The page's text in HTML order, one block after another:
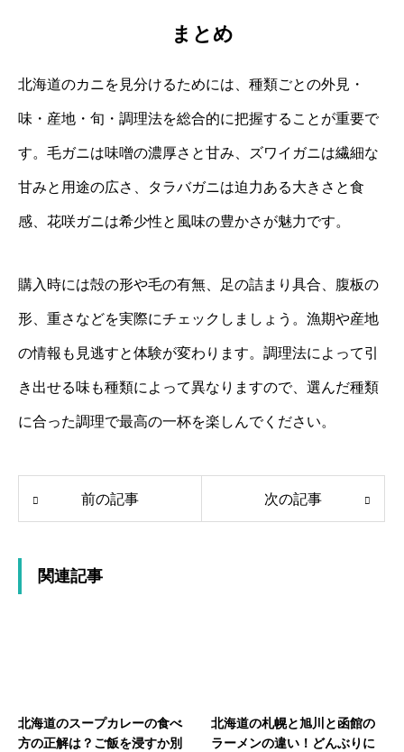
まとめ
北海道のカニを見分けるためには、種類ごとの外見・
味・産地・旬・調理法を総合的に把握することが重要で
す。毛ガニは味噌の濃厚さと甘み、ズワイガニは繊細な
甘みと用途の広さ、タラバガニは迫力ある大きさと食
感、花咲ガニは希少性と風味の豊かさが魅力です。
購入時には殻の形や毛の有無、足の詰まり具合、腹板の
形、重さなどを実際にチェックしましょう。漁期や産地
の情報も見逃すと体験が変わります。調理法によって引
き出せる味も種類によって異なりますので、選んだ種類
に合った調理で最高の一杯を楽しんでください。
前の記事 次の記事
関連記事
北海道のスープカレーの食べ
方の正解は？ご飯を浸すか別
北海道の札幌と旭川と函館の
ラーメンの違い！どんぶりに